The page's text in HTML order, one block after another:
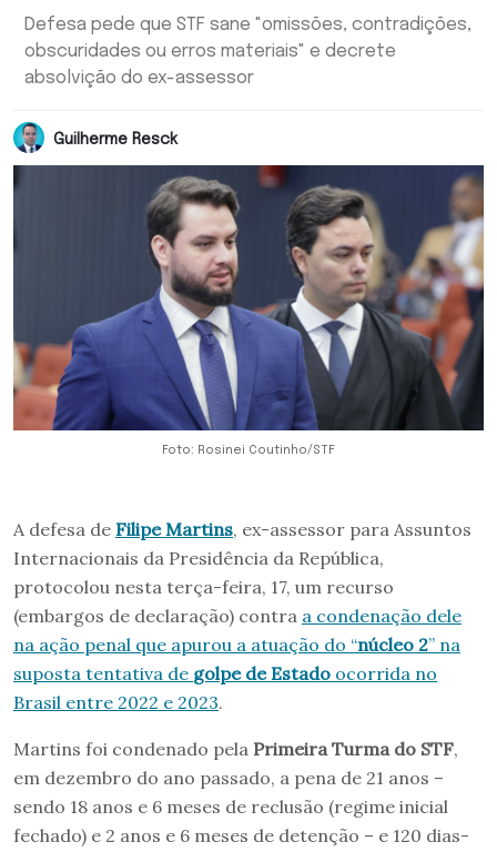
Defesa pede que STF sane "omissões, contradições,
obscuridades ou erros materiais" e decrete
absolvição do ex-assessor
Guilherme Resck
Foto: Rosinei Coutinho/STF
A defesa de Filipe Martins, ex-assessor para Assuntos
Internacionais da Presidência da República,
protocolou nesta terça-feira, 17, um recurso
(embargos de declaração) contra a condenação dele
na ação penal que apurou a atuação do “núcleo 2” na
suposta tentativa de golpe de Estado ocorrida no
Brasil entre 2022 e 2023.
Martins foi condenado pela Primeira Turma do STF,
em dezembro do ano passado, a pena de 21 anos –
sendo 18 anos e 6 meses de reclusão (regime inicial
fechado) e 2 anos e 6 meses de detenção – e 120 dias-